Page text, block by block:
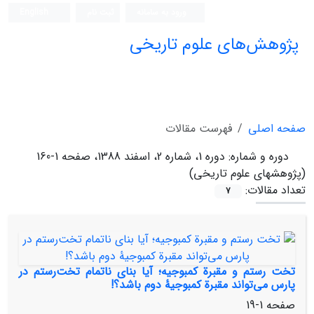
پژوهش‌های علوم تاریخی
صفحه اصلی
فهرست مقالات
دوره و شماره:
دوره 1، شماره 2، اسفند 1388، صفحه 1-160
(پژوهشهای علوم تاریخی)
تعداد مقالات:
7
تخت رستم و مقبرة کمبوجیه؛ آیا بنای ناتمام تخت‌رستم در
پارس می‌تواند مقبرة کمبوجیۀ دوم باشد؟!
صفحه 1-19